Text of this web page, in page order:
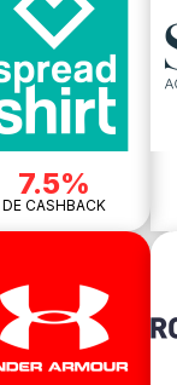
7.5%
DE CASHBACK